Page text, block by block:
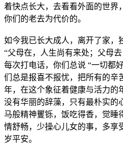
着快点长大，去看看外面的世界
你们的老去为代价的。
如今我已长大成人，离开了家，
“父母在，人生尚有来处；父母去
每次打电话，你们总说 “一切都
们总是报喜不报忧，把所有的辛
年，在这个象征着健康与活力的
没有华丽的辞藻，只有最朴实的
马般精神矍铄，饭吃得香，觉睡
情舒畅，少操心儿女的事，多享
岁平安。